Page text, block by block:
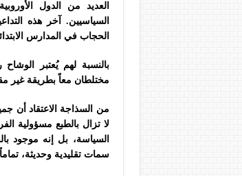
العديد من الدول
السياسيين. آخر هذه
الحجاب في المدارس
بالنسبة لهم يُعتبر
مختلطان معاً بطريقة غير
من السذاجة الاعتقاد أن
لا تزال بالطبع مسؤولية
السياسة، بل إنه موجود
سمات تقليدية وحديثة،